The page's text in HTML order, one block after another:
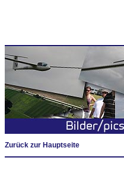
Zurück zur Hauptseite